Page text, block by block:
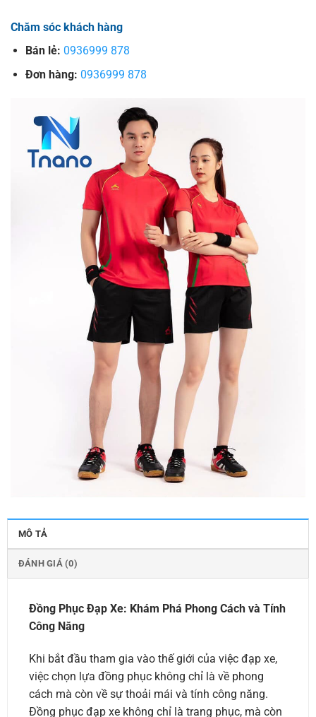
Chăm sóc khách hàng
Bán lẻ: 0936999 878
Đơn hàng: 0936999 878
MÔ TẢ
ĐÁNH GIÁ (0)
Đồng Phục Đạp Xe: Khám Phá Phong Cách và Tính
Công Năng
Khi bắt đầu tham gia vào thế giới của việc đạp xe,
việc chọn lựa đồng phục không chỉ là về phong
cách mà còn về sự thoải mái và tính công năng.
Đồng phục đạp xe không chỉ là trang phục, mà còn